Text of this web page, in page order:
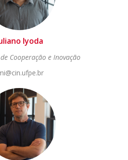
Iyoda
Cooperação e Inovação